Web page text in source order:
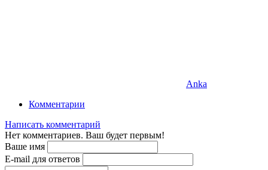
Anka
Комментарии
Написать комментарий
Нет комментариев. Ваш будет первым!
Ваше имя
E-mail для ответов